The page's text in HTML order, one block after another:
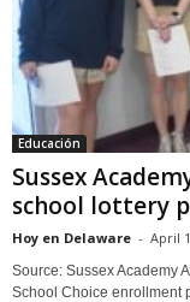
Educación
Sussex
school lottery
Hoy en Delaware - April
Source: Sussex Academy
School Choice enrollment